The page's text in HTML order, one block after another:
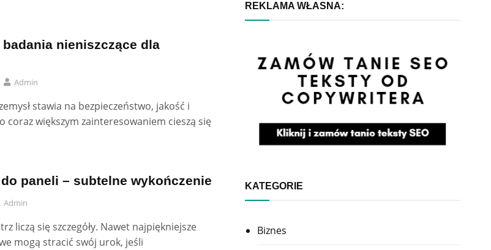
badania nieniszczące dla
Admin
stawia na bezpieczeństwo, jakość i
coraz większym zainteresowaniem cieszą się
paneli – subtelne wykończenie
Admin
liczą się szczegóły. Nawet najpiękniejsze
mogą stracić swój urok, jeśli
REKLAMA WŁASNA:
KATEGORIE
Biznes